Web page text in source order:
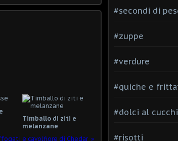
Timballo di ziti e
melanzane
e cavolfiore di Chedar
#secondi di
#zuppe
#verdure
#quiche e
#dolci al
#risotti